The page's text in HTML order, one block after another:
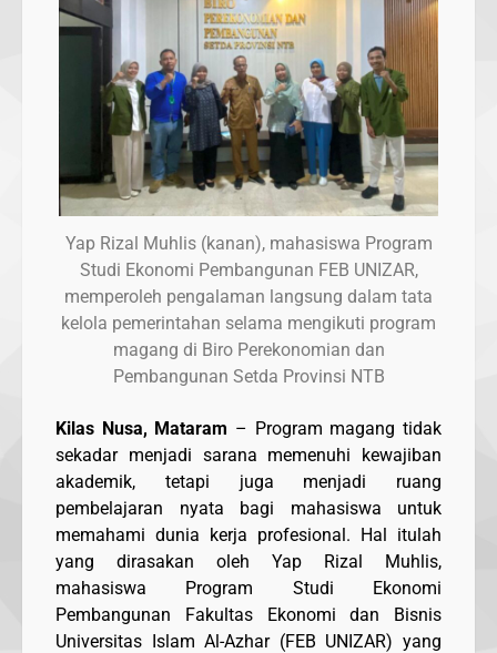
Yap Rizal Muhlis (kanan), mahasiswa Program
Studi Ekonomi Pembangunan FEB UNIZAR,
memperoleh pengalaman langsung dalam tata
kelola pemerintahan selama mengikuti program
magang di Biro Perekonomian dan
Pembangunan Setda Provinsi NTB
Kilas Nusa, Mataram – Program magang tidak
sekadar menjadi sarana memenuhi kewajiban
akademik, tetapi juga menjadi ruang
pembelajaran nyata bagi mahasiswa untuk
memahami dunia kerja profesional. Hal itulah
yang dirasakan oleh Yap Rizal Muhlis,
mahasiswa Program Studi Ekonomi
Pembangunan Fakultas Ekonomi dan Bisnis
Universitas Islam Al-Azhar (FEB UNIZAR) yang